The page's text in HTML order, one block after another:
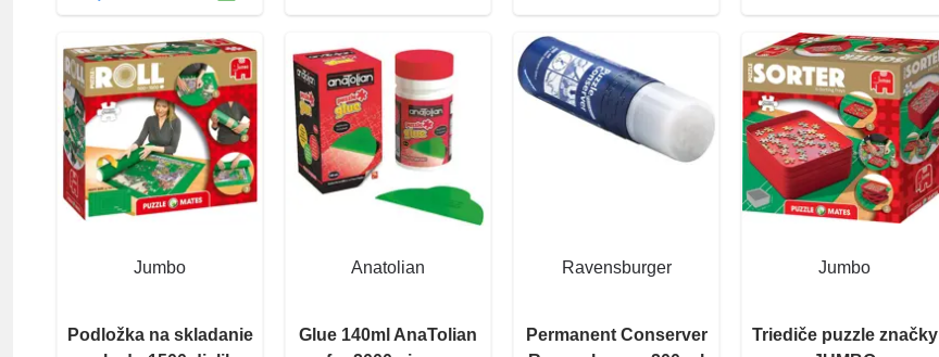
Jumbo
Podložka na skladanie
Anatolian
Glue 140ml AnaTolian
Ravensburger
Permanent Conserver
Jumbo
Triediče puzzle značky